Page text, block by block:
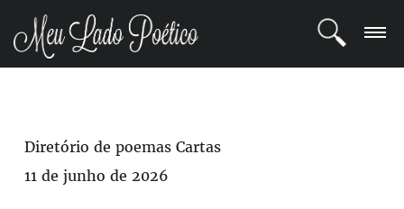
REGISTRO
POETAS
Diretório de poemas Cartas
11 de junho de 2026